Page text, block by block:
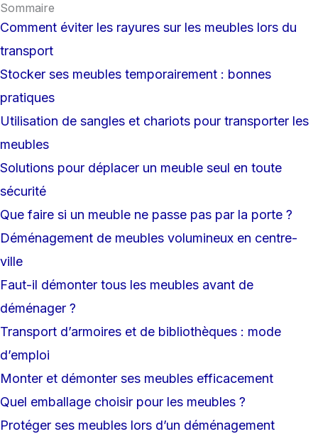
Sommaire
Comment éviter les rayures sur les meubles lors du
transport
Stocker ses meubles temporairement : bonnes
pratiques
Utilisation de sangles et chariots pour transporter les
meubles
Solutions pour déplacer un meuble seul en toute
sécurité
Que faire si un meuble ne passe pas par la porte ?
Déménagement de meubles volumineux en centre-
ville
Faut-il démonter tous les meubles avant de
déménager ?
Transport d’armoires et de bibliothèques : mode
d’emploi
Monter et démonter ses meubles efficacement
Quel emballage choisir pour les meubles ?
Protéger ses meubles lors d’un déménagement